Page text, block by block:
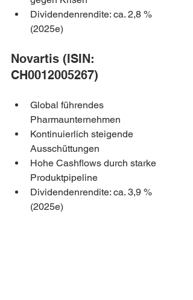
Dividendenrendite: ca. 2,8 %
(2025e)
Novartis (ISIN:
CH0012005267)
Global führendes
Pharmaunternehmen
Kontinuierlich steigende
Ausschüttungen
Hohe Cashflows durch starke
Produktpipeline
Dividendenrendite: ca. 3,9 %
(2025e)